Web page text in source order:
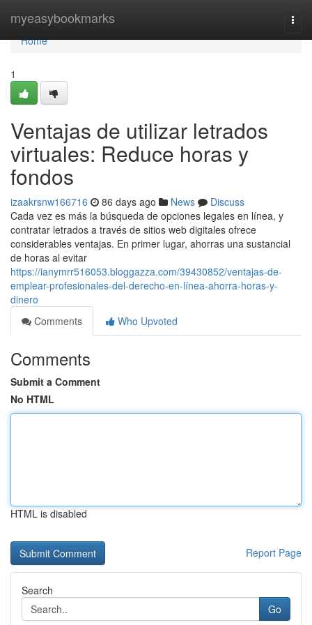
myeasybookmarks
Home
Home
1
Ventajas de utilizar letrados
virtuales: Reduce horas y
fondos
izaakrsnw166716 86 days ago News
Discuss
Cada vez es más la búsqueda de opciones legales en línea, y
contratar letrados a través de sitios web digitales ofrece
considerables ventajas. En primer lugar, ahorras una sustancial
de horas al evitar
https://ianymrr516053.bloggazza.com/39430852/ventajas-de-
emplear-profesionales-del-derecho-en-línea-ahorra-horas-y-
dinero
Comments
Who Upvoted
Comments
Submit a Comment
No HTML
HTML is disabled
Report Page
Search
Go